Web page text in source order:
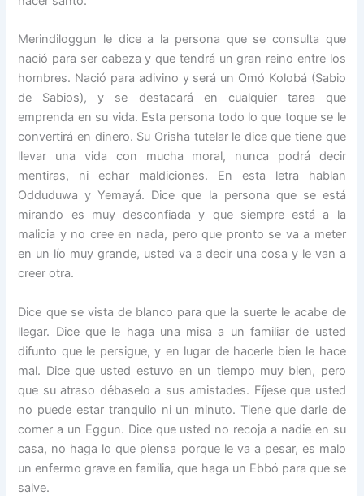
Merindiloggun le dice a la persona que se consulta que
nació para ser cabeza y que tendrá un gran reino entre los
hombres. Nació para adivino y será un Omó Kolobá (Sabio
de Sabios), y se destacará en cualquier tarea que
emprenda en su vida. Esta persona todo lo que toque se le
convertirá en dinero. Su Orisha tutelar le dice que tiene que
llevar una vida con mucha moral, nunca podrá decir
mentiras, ni echar maldiciones. En esta letra hablan
Odduduwa y Yemayá. Dice que la persona que se está
mirando es muy desconfiada y que siempre está a la
malicia y no cree en nada, pero que pronto se va a meter
en un lío muy grande, usted va a decir una cosa y le van a
creer otra.
Dice que se vista de blanco para que la suerte le acabe de
llegar. Dice que le haga una misa a un familiar de usted
difunto que le persigue, y en lugar de hacerle bien le hace
mal. Dice que usted estuvo en un tiempo muy bien, pero
que su atraso débaselo a sus amistades. Fíjese que usted
no puede estar tranquilo ni un minuto. Tiene que darle de
comer a un Eggun. Dice que usted no recoja a nadie en su
casa, no haga lo que piensa porque le va a pesar, es malo
un enfermo grave en familia, que haga un Ebbó para que se
salve.